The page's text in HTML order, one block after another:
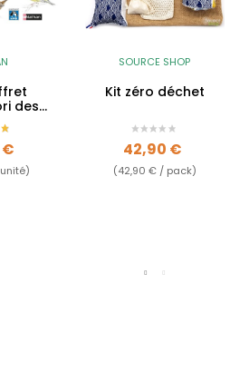
des
€
SOURCE SHOP
Kit zéro déchet
Prix
42,90 €
(42,90 € / pack)